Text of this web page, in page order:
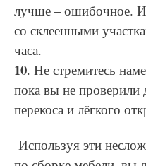
лучше – ошибочное.
со склеенными
часа.
10. Не стремитесь
пока вы не проверили
перекоса и лёгкого
Используя эти